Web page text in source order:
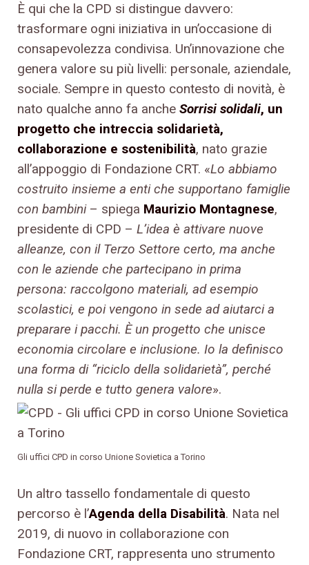
È qui che la CPD si distingue davvero:
trasformare ogni iniziativa in un’occasione di
consapevolezza condivisa. Un’innovazione che
genera valore su più livelli: personale, aziendale,
sociale. Sempre in questo contesto di novità, è
nato qualche anno fa anche Sorrisi solidali, un
progetto che intreccia solidarietà,
collaborazione e sostenibilità, nato grazie
all’appoggio di Fondazione CRT. «Lo abbiamo
costruito insieme a enti che supportano famiglie
con bambini– spiega Maurizio Montagnese,
presidente di CPD – L’idea è attivare nuove
alleanze, con il Terzo Settore certo, ma anche
con le aziende che partecipano in prima
persona: raccolgono materiali, ad esempio
scolastici, e poi vengono in sede ad aiutarci a
preparare i pacchi. È un progetto che unisce
economia circolare e inclusione. Io la definisco
una forma di “riciclo della solidarietà”, perché
nulla si perde e tutto genera valore».
Gli uffici CPD in corso Unione Sovietica a Torino
Un altro tassello fondamentale di questo
percorso è l’Agenda della Disabilità. Nata nel
2019, di nuovo in collaborazione con
Fondazione CRT, rappresenta uno strumento